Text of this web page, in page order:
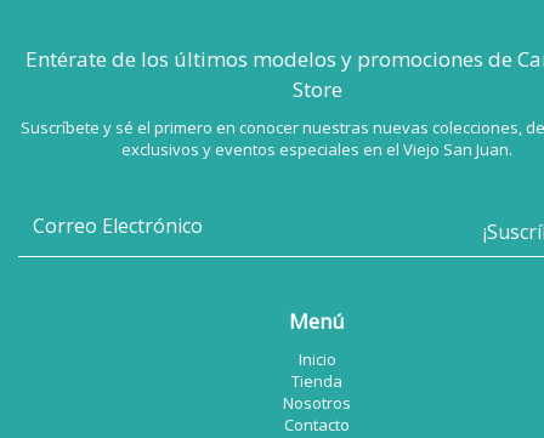
Entérate de los últimos modelos y promociones de
Store
Suscríbete y sé el primero en conocer nuestras nuevas colecciones,
exclusivos y eventos especiales en el Viejo San Juan.
Menú
Inicio
Tienda
Nosotros
Contacto